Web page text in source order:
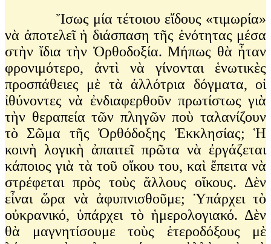
Ἴσως μία τέτοιου εἴδους «τιμωρία»
νὰ ἀποτελεῖ ἡ διάσπαση τῆς ἑνότητας μέσα
στὴν ἴδια τὴν Ὀρθοδοξία. Μήπως θὰ ἦταν
φρονιμότερο, ἀντὶ νὰ γίνονται ἑνωτικὲς
προσπάθειες μὲ τὰ ἀλλότρια δόγματα, οἱ
ἰθύνοντες νὰ ἐνδιαφερθοῦν πρωτίστως γιὰ
τὴν θεραπεία τῶν πληγῶν ποὺ ταλανίζουν
τὸ Σῶμα τῆς Ὀρθόδοξης Ἐκκλησίας; Ἡ
κοινὴ λογικὴ ἀπαιτεῖ πρῶτα νὰ ἐργάζεται
κάποιος γιὰ τὰ τοῦ οἴκου του, καὶ ἔπειτα νὰ
στρέφεται πρὸς τοὺς ἄλλους οἴκους. Δὲν
εἶναι ὥρα νὰ ἀφυπνισθοῦμε; Ὑπάρχει τὸ
οὐκρανικό, ὑπάρχει τὸ ἡμερολογιακό. Δὲν
θὰ μαγνητίσουμε τοὺς ἑτεροδόξους μὲ